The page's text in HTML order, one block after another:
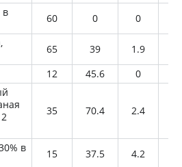
в
60 0 0
65 39 1.9
12 45.6 0
35 70.4 2.4
в
15 37.5 4.2